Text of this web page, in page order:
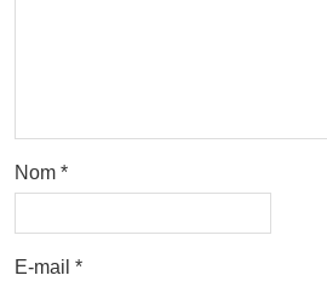
Nom *
E-mail *